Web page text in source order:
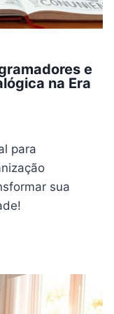
e
na Era
para
sua